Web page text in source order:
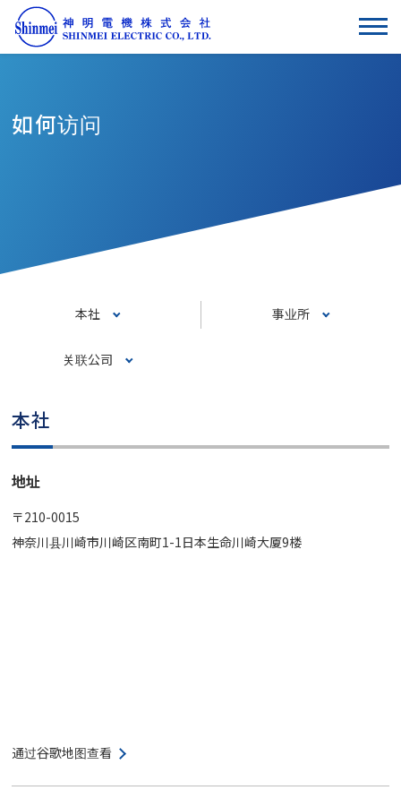
如何访问
本社 事业所
关联公司
本社
地址
〒210-0015
神奈川县川崎市川崎区南町1-1日本生命川崎大厦9楼
通过谷歌地图查看